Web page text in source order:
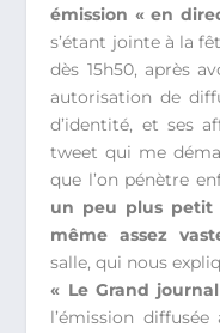
émission « en
s’étant jointe à la
dès 15h50, après
autorisation de
d’identité, et ses
tweet qui me
que l’on pénètre
un peu plus petit
même assez
salle, qui nous
« Le Grand
l’émission